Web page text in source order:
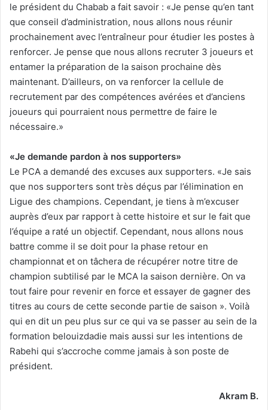
le président du Chabab a fait savoir : «Je pense qu’en tant
que conseil d’administration, nous allons nous réunir
prochainement avec l’entraîneur pour étudier les postes à
renforcer. Je pense que nous allons recruter 3 joueurs et
entamer la préparation de la saison prochaine dès
maintenant. D’ailleurs, on va renforcer la cellule de
recrutement par des compétences avérées et d’anciens
joueurs qui pourraient nous permettre de faire le
nécessaire.»
«Je demande pardon à nos supporters»
Le PCA a demandé des excuses aux supporters. «Je sais
que nos supporters sont très déçus par l’élimination en
Ligue des champions. Cependant, je tiens à m’excuser
auprès d’eux par rapport à cette histoire et sur le fait que
l’équipe a raté un objectif. Cependant, nous allons nous
battre comme il se doit pour la phase retour en
championnat et on tâchera de récupérer notre titre de
champion subtilisé par le MCA la saison dernière. On va
tout faire pour revenir en force et essayer de gagner des
titres au cours de cette seconde partie de saison ». Voilà
qui en dit un peu plus sur ce qui va se passer au sein de la
formation belouizdadie mais aussi sur les intentions de
Rabehi qui s’accroche comme jamais à son poste de
président.
Akram B.